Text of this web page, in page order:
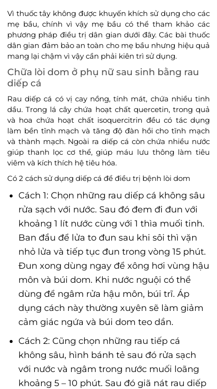
Vì thuốc tây không được khuyến khích sử dụng cho các
mẹ bầu, chính vì vậy mẹ bầu có thể tham khảo các
phương pháp điều trị dân gian dưới đây. Các bài thuốc
dân gian đảm bảo an toàn cho mẹ bầu nhưng hiệu quả
mang lại chậm vì vậy cần phải kiên trì sử dụng.
Chữa lòi dom ở phụ nữ sau sinh bằng rau
diếp cá
Rau diếp cá có vị cay nồng, tính mát, chứa nhiều tinh
dầu. Trong lá cây chứa hoạt chất quercetin, trong quả
và hoa chứa hoạt chất isoquercitrin đều có tác dụng
làm bền tĩnh mạch và tăng độ đàn hồi cho tĩnh mạch
và thành mạch. Ngoài ra diếp cá còn chứa nhiều nước
giúp thanh lọc cơ thể, giúp máu lưu thông làm tiêu
viêm và kích thích hệ tiêu hóa.
Có 2 cách sử dụng diếp cá để điều trị bệnh lòi dom
Cách 1: Chọn những rau diếp cá không sâu
rửa sạch với nước. Sau đó đem đi đun với
khoảng 1 lít nước cùng với 1 thìa muối tinh.
Ban đầu để lửa to đun sau khi sôi thì vặn
nhỏ lửa và tiếp tục đun trong vòng 15 phút.
Đun xong dùng ngay để xông hơi vùng hậu
môn và búi dom. Khi nước nguội có thể
dùng để ngâm rửa hậu môn, búi trĩ. Áp
dụng cách này thường xuyên sẽ làm giảm
cảm giác ngứa và búi dom teo dần.
Cách 2: Cũng chọn những rau tiếp cá
không sâu, hình bánh tẻ sau đó rửa sạch
với nước và ngâm trong nước muối loãng
khoảng 5 – 10 phút. Sau đó giã nát rau diếp